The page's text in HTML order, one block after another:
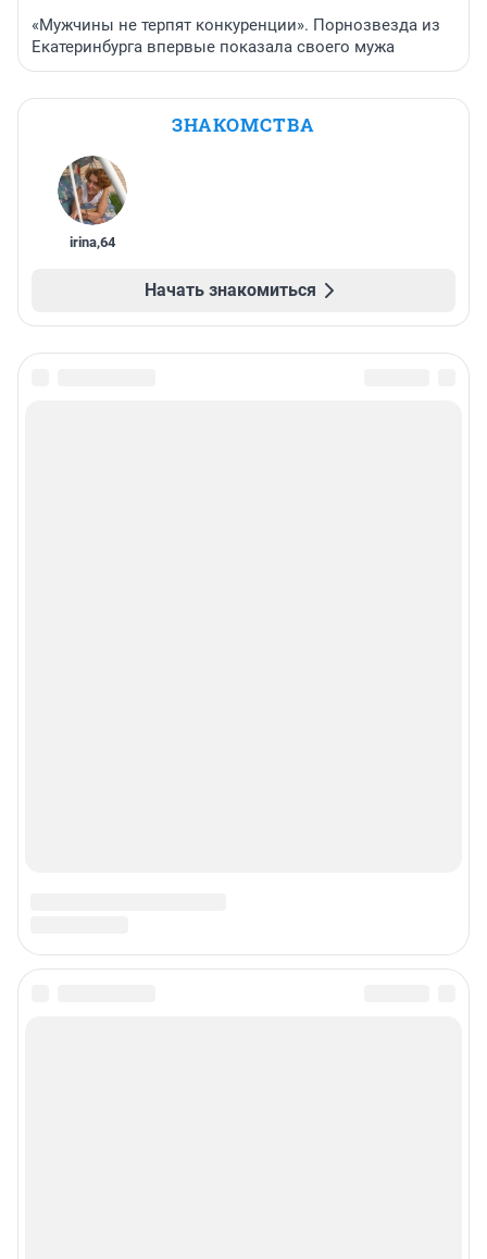
«Мужчины не терпят конкуренции». Порнозвезда из
Екатеринбурга впервые показала своего мужа
ЗНАКОМСТВА
irina,64
Начать знакомиться